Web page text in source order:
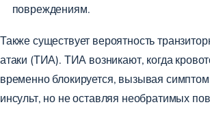
повреждениям.
Также существует вероятность
атаки (ТИА). ТИА возникают, когда
временно блокируется, вызывая
инсульт, но не оставляя необратимых